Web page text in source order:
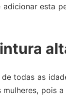
esta
todas as
pois